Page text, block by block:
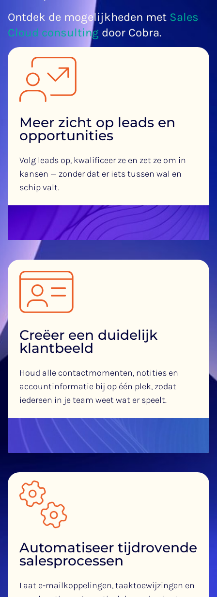
Ontdek de mogelijkheden met Sales
Cloud consulting door Cobra.
Meer zicht op leads en
opportunities
Volg leads op, kwalificeer ze en zet ze om in
kansen — zonder dat er iets tussen wal en
schip valt.
Creëer een duidelijk
klantbeeld
Houd alle contactmomenten, notities en
accountinformatie bij op één plek, zodat
iedereen in je team weet wat er speelt.
Automatiseer tijdrovende
salesprocessen
Laat e-mailkoppelingen, taaktoewijzingen en